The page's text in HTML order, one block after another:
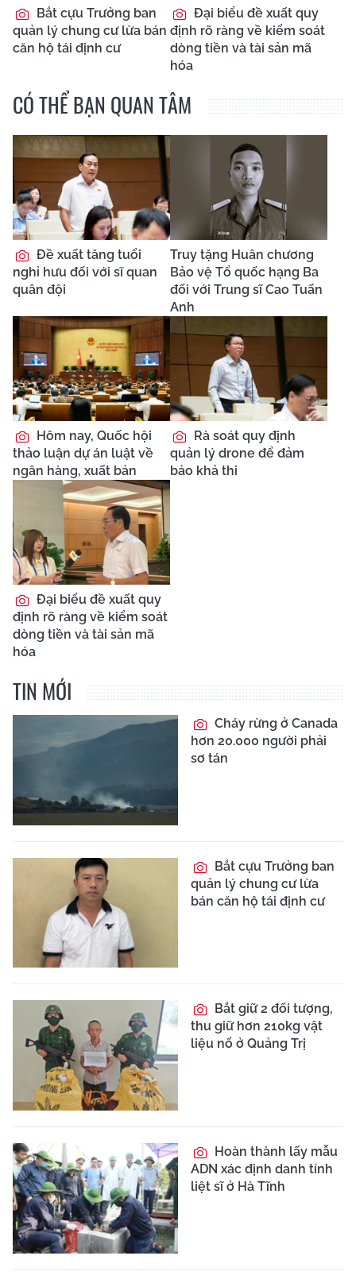
Bắt cựu Trưởng ban
quản lý chung cư lừa bán
căn hộ tái định cư
Đại biểu đề xuất quy
định rõ ràng về kiểm soát
dòng tiền và tài sản mã
hóa
CÓ THỂ BẠN QUAN TÂM
Đề xuất tăng tuổi
nghỉ hưu đối với sĩ quan
quân đội
Truy tặng Huân chương
Bảo vệ Tổ quốc hạng Ba
đối với Trung sĩ Cao Tuấn
Anh
Hôm nay, Quốc hội
thảo luận dự án luật về
ngân hàng, xuất bản
Rà soát quy định
quản lý drone để đảm
bảo khả thi
Đại biểu đề xuất quy
định rõ ràng về kiểm soát
dòng tiền và tài sản mã
hóa
TIN MỚI
Cháy rừng ở Canada
hơn 20.000 người phải
sơ tán
Bắt cựu Trưởng ban
quản lý chung cư lừa
bán căn hộ tái định cư
Bắt giữ 2 đối tượng,
thu giữ hơn 210kg vật
liệu nổ ở Quảng Trị
Hoàn thành lấy mẫu
ADN xác định danh tính
liệt sĩ ở Hà Tĩnh